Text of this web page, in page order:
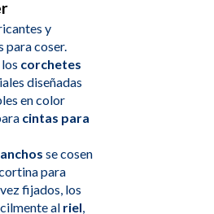
y
para coser.
corchetes
diseñadas
en color
cintas para
se cosen
para
fijados, los
al riel,